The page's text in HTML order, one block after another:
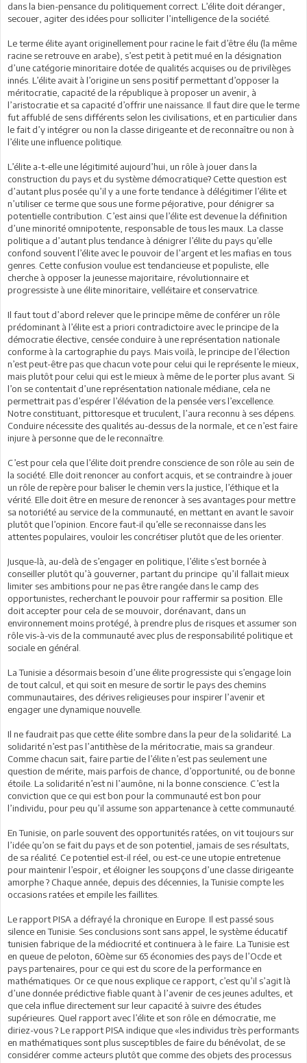
dans la bien-pensance du politiquement correct. L’élite doit déranger,
secouer, agiter des idées pour solliciter l’intelligence de la société.
Le terme élite ayant originellement pour racine le fait d’être élu (la même
racine se retrouve en arabe), s’est petit à petit mué en la désignation
d’une catégorie minoritaire dotée de qualités acquises ou de privilèges
innés. L’élite avait à l’origine un sens positif permettant d’opposer la
méritocratie, capacité de la république à proposer un avenir, à
l’aristocratie et sa capacité d’offrir une naissance. Il faut dire que le terme
fut affublé de sens différents selon les civilisations, et en particulier dans
le fait d’y intégrer ou non la classe dirigeante et de reconnaître ou non à
l’élite une influence politique.
L’élite a-t-elle une légitimité aujourd’hui, un rôle à jouer dans la
construction du pays et du système démocratique? Cette question est
d’autant plus posée qu’il y a une forte tendance à délégitimer l’élite et
n’utiliser ce terme que sous une forme péjorative, pour dénigrer sa
potentielle contribution. C’est ainsi que l’élite est devenue la définition
d’une minorité omnipotente, responsable de tous les maux. La classe
politique a d’autant plus tendance à dénigrer l’élite du pays qu’elle
confond souvent l’élite avec le pouvoir de l’argent et les mafias en tous
genres. Cette confusion voulue est tendancieuse et populiste, elle
cherche à opposer la jeunesse majoritaire, révolutionnaire et
progressiste à une élite minoritaire, velléitaire et conservatrice.
Il faut tout d’abord relever que le principe même de conférer un rôle
prédominant à l’élite est a priori contradictoire avec le principe de la
démocratie élective, censée conduire à une représentation nationale
conforme à la cartographie du pays. Mais voilà, le principe de l’élection
n’est peut-être pas que chacun vote pour celui qui le représente le mieux,
mais plutôt pour celui qui est le mieux à même de le porter plus avant. Si
l’on se contentait d’une représentation nationale médiane, cela ne
permettrait pas d’espérer l’élévation de la pensée vers l’excellence.
Notre constituant, pittoresque et truculent, l’aura reconnu à ses dépens.
Conduire nécessite des qualités au-dessus de la normale, et ce n’est faire
injure à personne que de le reconnaître.
C’est pour cela que l’élite doit prendre conscience de son rôle au sein de
la société. Elle doit renoncer au confort acquis, et se contraindre à jouer
un rôle de repère pour baliser le chemin vers la justice, l’éthique et la
vérité. Elle doit être en mesure de renoncer à ses avantages pour mettre
sa notoriété au service de la communauté, en mettant en avant le savoir
plutôt que l’opinion. Encore faut-il qu’elle se reconnaisse dans les
attentes populaires, vouloir les concrétiser plutôt que de les orienter.
Jusque-là, au-delà de s’engager en politique, l’élite s’est bornée à
conseiller plutôt qu’à gouverner, partant du principe qu’il fallait mieux
limiter ses ambitions pour ne pas être rangée dans le camp des
opportunistes, recherchant le pouvoir pour raffermir sa position. Elle
doit accepter pour cela de se mouvoir, dorénavant, dans un
environnement moins protégé, à prendre plus de risques et assumer son
rôle vis-à-vis de la communauté avec plus de responsabilité politique et
sociale en général.
La Tunisie a désormais besoin d’une élite progressiste qui s’engage loin
de tout calcul, et qui soit en mesure de sortir le pays des chemins
communautaires, des dérives religieuses pour inspirer l’avenir et
engager une dynamique nouvelle.
Il ne faudrait pas que cette élite sombre dans la peur de la solidarité. La
solidarité n’est pas l’antithèse de la méritocratie, mais sa grandeur.
Comme chacun sait, faire partie de l’élite n’est pas seulement une
question de mérite, mais parfois de chance, d’opportunité, ou de bonne
étoile. La solidarité n’est ni l’aumône, ni la bonne conscience. C’est la
conviction que ce qui est bon pour la communauté est bon pour
l’individu, pour peu qu’il assume son appartenance à cette communauté.
En Tunisie, on parle souvent des opportunités ratées, on vit toujours sur
l’idée qu’on se fait du pays et de son potentiel, jamais de ses résultats,
de sa réalité. Ce potentiel est-il réel, ou est-ce une utopie entretenue
pour maintenir l’espoir, et éloigner les soupçons d’une classe dirigeante
amorphe ? Chaque année, depuis des décennies, la Tunisie compte les
occasions ratées et empile les faillites.
Le rapport PISA a défrayé la chronique en Europe. Il est passé sous
silence en Tunisie. Ses conclusions sont sans appel, le système éducatif
tunisien fabrique de la médiocrité et continuera à le faire. La Tunisie est
en queue de peloton, 60ème sur 65 économies des pays de l’Ocde et
pays partenaires, pour ce qui est du score de la performance en
mathématiques. Or ce que nous explique ce rapport, c’est qu’il s’agit là
d’une donnée prédictive fiable quant à l’avenir de ces jeunes adultes, et
que cela influe directement sur leur capacité à suivre des études
supérieures. Quel rapport avec l’élite et son rôle en démocratie, me
diriez-vous ? Le rapport PISA indique que «les individus très performants
en mathématiques sont plus susceptibles de faire du bénévolat, de se
considérer comme acteurs plutôt que comme des objets des processus